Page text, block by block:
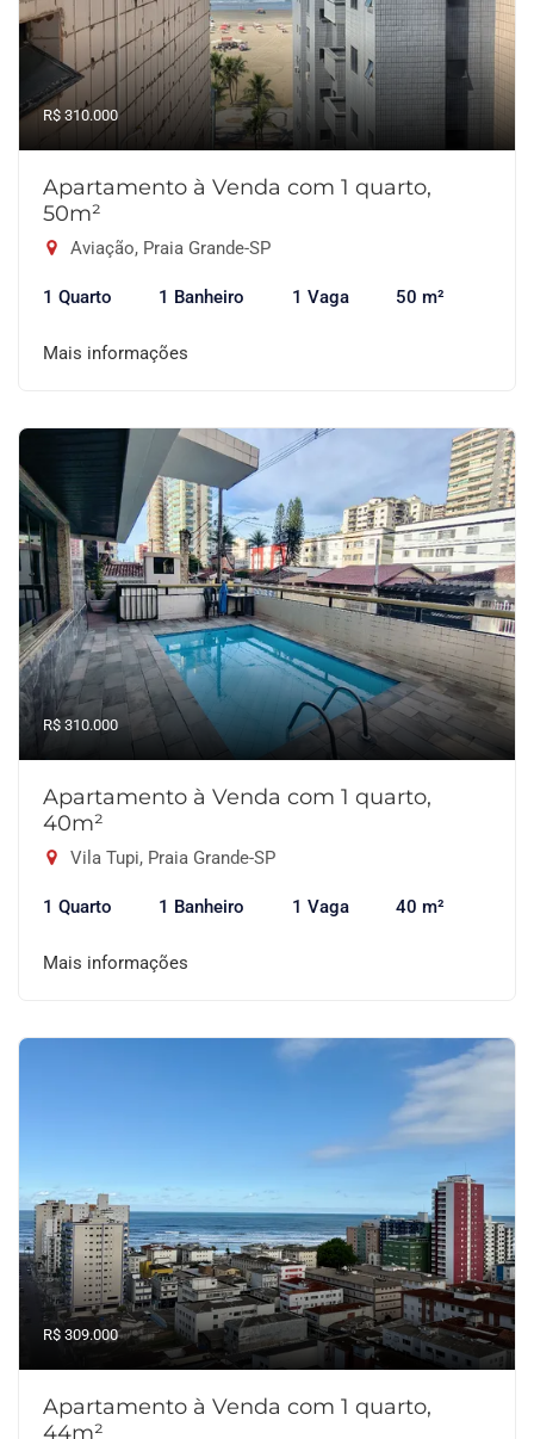
R$ 310.000
Apartamento à Venda com 1 quarto,
50m²
Aviação, Praia Grande-SP
1 Quarto 1 Banheiro 1 Vaga 50 m²
Mais informações
R$ 310.000
Apartamento à Venda com 1 quarto,
40m²
Vila Tupi, Praia Grande-SP
1 Quarto 1 Banheiro 1 Vaga 40 m²
Mais informações
R$ 309.000
Apartamento à Venda com 1 quarto,
44m²